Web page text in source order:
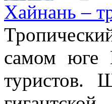
Хайнань –
самом юге
туристов.